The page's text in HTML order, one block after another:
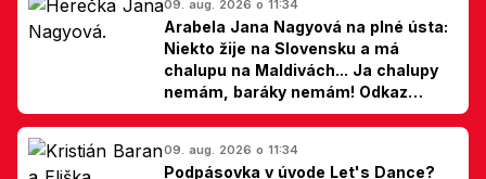
09. aug. 2026 o 11:34
Arabela Jana Nagyová na plné ústa:
Niekto žije na Slovensku a má
chalupu na Maldivách... Ja chalupy
nemám, baráky nemám! Odkaz
Slovákom
09. aug. 2026 o 11:34
Podpásovka v úvode Let's Dance?